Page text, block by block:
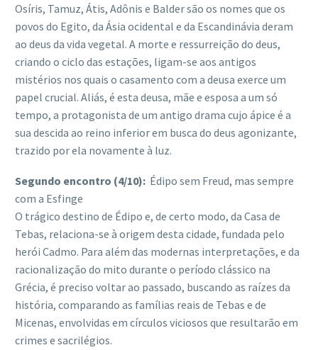
Osíris, Tamuz, Átis, Adônis e Balder são os nomes que os
povos do Egito, da Ásia ocidental e da Escandinávia deram
ao deus da vida vegetal. A morte e ressurreição do deus,
criando o ciclo das estações, ligam-se aos antigos
mistérios nos quais o casamento com a deusa exerce um
papel crucial. Aliás, é esta deusa, mãe e esposa a um só
tempo, a protagonista de um antigo drama cujo ápice é a
sua descida ao reino inferior em busca do deus agonizante,
trazido por ela novamente à luz.
Segundo encontro (4/10): Édipo sem Freud, mas sempre
com a Esfinge
O trágico destino de Édipo e, de certo modo, da Casa de
Tebas, relaciona-se à origem desta cidade, fundada pelo
herói Cadmo. Para além das modernas interpretações, e da
racionalização do mito durante o período clássico na
Grécia, é preciso voltar ao passado, buscando as raízes da
história, comparando as famílias reais de Tebas e de
Micenas, envolvidas em círculos viciosos que resultarão em
crimes e sacrilégios.